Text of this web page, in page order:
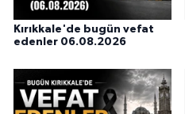
Kırıkkale'de bugün vefat
edenler 06.08.2026